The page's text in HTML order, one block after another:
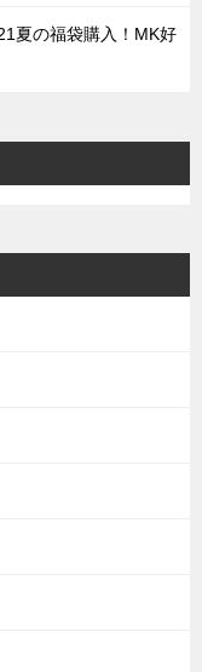
夏の福袋購入！MK好